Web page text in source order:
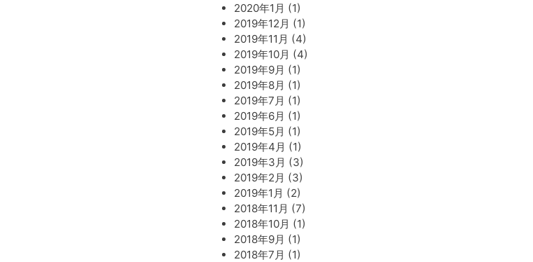
2020年1月 (1)
2019年12月 (1)
2019年11月 (4)
2019年10月 (4)
2019年9月 (1)
2019年8月 (1)
2019年7月 (1)
2019年6月 (1)
2019年5月 (1)
2019年4月 (1)
2019年3月 (3)
2019年2月 (3)
2019年1月 (2)
2018年11月 (7)
2018年10月 (1)
2018年9月 (1)
2018年7月 (1)